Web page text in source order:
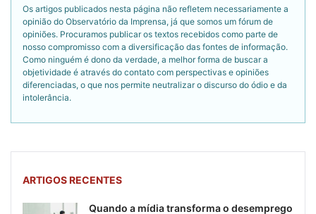
Os artigos publicados nesta página não refletem necessariamente a
opinião do Observatório da Imprensa, já que somos um fórum de
opiniões. Procuramos publicar os textos recebidos como parte de
nosso compromisso com a diversificação das fontes de informação.
Como ninguém é dono da verdade, a melhor forma de buscar a
objetividade é através do contato com perspectivas e opiniões
diferenciadas, o que nos permite neutralizar o discurso do ódio e da
intolerância.
ARTIGOS RECENTES
Quando a mídia transforma o desemprego